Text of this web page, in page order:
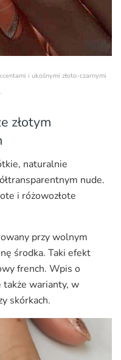
i ukośnymi złoto-czarnymi
złotym
naturalnie
nude.
i różowozłote
przy wolnym
środka. Taki efekt
french. Wpis o
także warianty, w
skórkach.